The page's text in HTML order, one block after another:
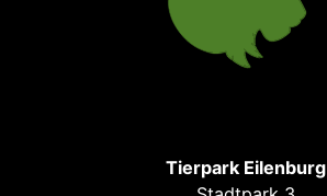
Tierpark Eilenburg